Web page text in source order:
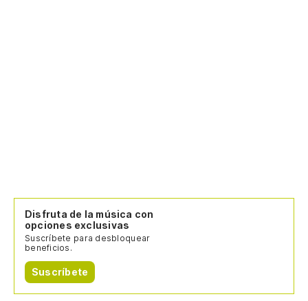
Disfruta de la música con
opciones exclusivas
Suscríbete para desbloquear
beneficios.
Suscríbete